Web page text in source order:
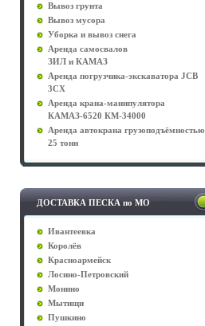
Вывоз грунта
Вывоз мусора
Уборка и вывоз снега
Аренда самосвалов
ЗИЛ и КАМАЗ
Аренда погрузчика-экскаватора JCB
3CX
Аренда крана-манипулятора
КАМАЗ-6520 КМ-34000
Аренда автокрана грузоподъёмностью
25 тонн
ДОСТАВКА ПЕСКА по МО
Ивантеевка
Королёв
Красноармейск
Лосино-Петровский
Монино
Мытищи
Пушкино